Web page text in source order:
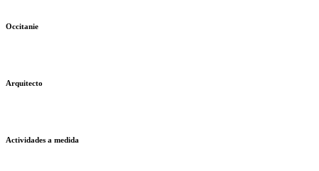
Occitanie
Arquitecto
Actividades a medida